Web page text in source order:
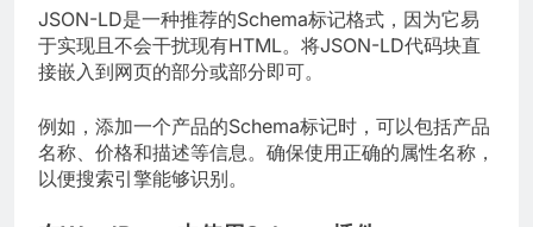
JSON-LD是一种推荐的Schema标记格式，因为它易
于实现且不会干扰现有HTML。将JSON-LD代码块直
接嵌入到网页的部分或部分即可。
例如，添加一个产品的Schema标记时，可以包括产品
名称、价格和描述等信息。确保使用正确的属性名称，
以便搜索引擎能够识别。